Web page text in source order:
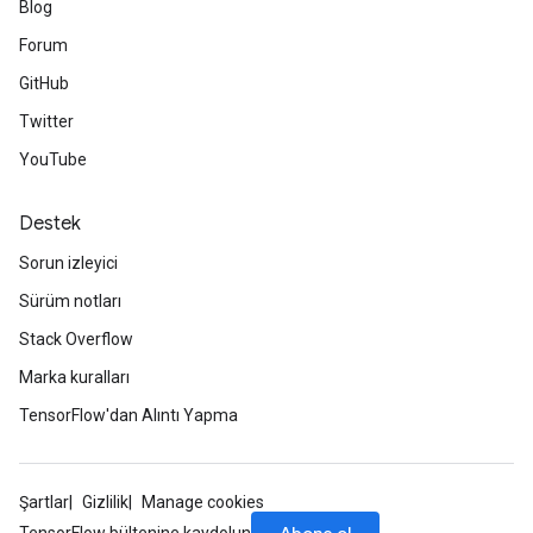
Blog
Forum
GitHub
Twitter
YouTube
Destek
Sorun izleyici
Sürüm notları
Stack Overflow
Marka kuralları
TensorFlow'dan Alıntı Yapma
Şartlar Gizlilik
Manage cookies